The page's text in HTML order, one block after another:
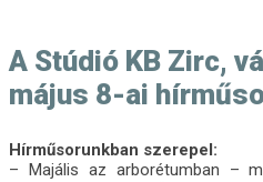
A Stúdió KB Zirc,
május 8-ai
Hírműsorunkban szerepel:
– Majális az arborétumban –